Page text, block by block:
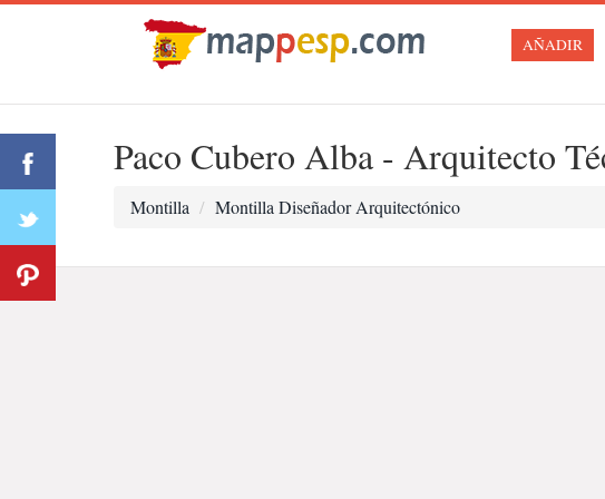
AÑADIR
Paco Cubero Alba - Arquitecto
Montilla Montilla Diseñador Arquitectónico